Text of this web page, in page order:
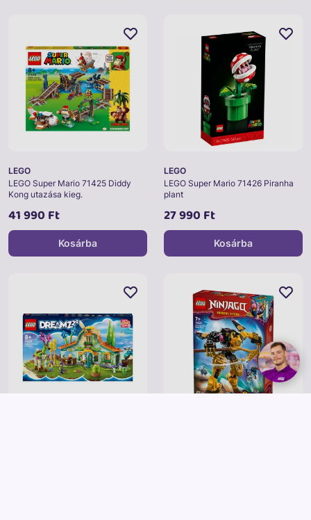
LEGO
LEGO Super Mario 71425 Diddy
Kong utazása kieg.
41 990 Ft
Kosárba
LEGO
LEGO Super Mario 71426 Piranha
plant
27 990 Ft
Kosárba